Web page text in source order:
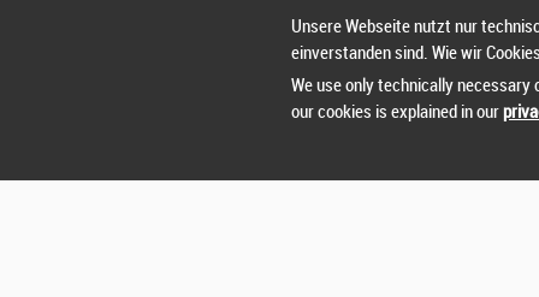
Unsere Webseite nutzt nur
einverstanden sind. Wie wir
We use only technically
our cookies is explained in our